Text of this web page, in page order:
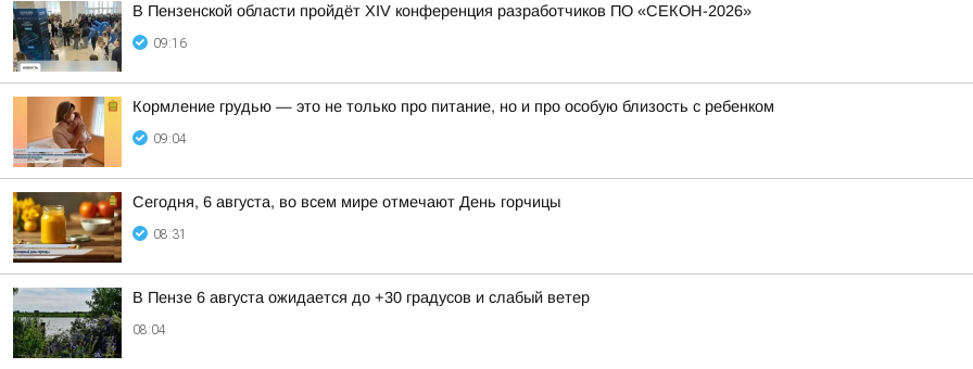
В Пензенской области пройдёт XIV конференция разработчиков ПО «СЕКОН-2026»
09:16
Кормление грудью — это не только про питание, но и про особую близость с ребенком
09:04
Сегодня, 6 августа, во всем мире отмечают День горчицы
08:31
В Пензе 6 августа ожидается до +30 градусов и слабый ветер
08:04